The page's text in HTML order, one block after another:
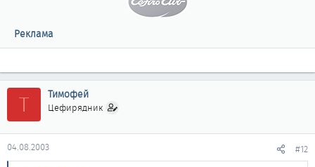
Реклама
Т Тимофей
Цефирядник
04.08.2003 #12